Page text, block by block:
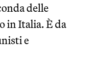
delle
in Italia. È da
e